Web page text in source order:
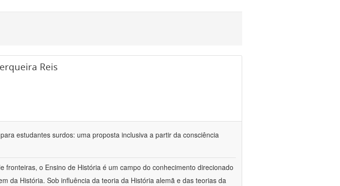
Reis
estudantes surdos: uma proposta inclusiva a partir da consciência
fronteiras, o Ensino de História é um campo do conhecimento direcionado
da História. Sob influência da teoria da História alemã e das teorias da